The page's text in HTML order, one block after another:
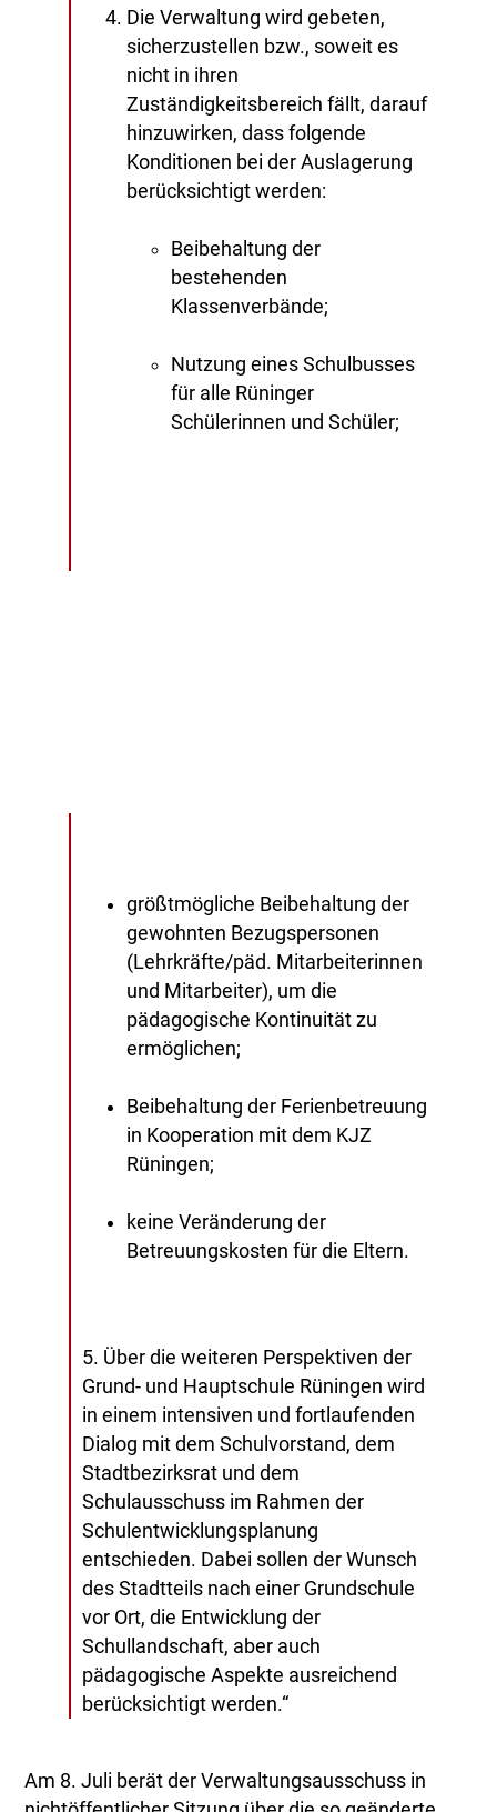
Die Verwaltung wird gebeten,
sicherzustellen bzw., soweit es
nicht in ihren
Zuständigkeitsbereich fällt, darauf
hinzuwirken, dass folgende
Konditionen bei der Auslagerung
berücksichtigt werden:
Beibehaltung der
bestehenden
Klassenverbände;
Nutzung eines Schulbusses
für alle Rüninger
Schülerinnen und Schüler;
größtmögliche Beibehaltung der
gewohnten Bezugspersonen
(Lehrkräfte/päd. Mitarbeiterinnen
und Mitarbeiter), um die
pädagogische Kontinuität zu
ermöglichen;
Beibehaltung der Ferienbetreuung
in Kooperation mit dem KJZ
Rüningen;
keine Veränderung der
Betreuungskosten für die Eltern.
5. Über die weiteren Perspektiven der
Grund- und Hauptschule Rüningen wird
in einem intensiven und fortlaufenden
Dialog mit dem Schulvorstand, dem
Stadtbezirksrat und dem
Schulausschuss im Rahmen der
Schulentwicklungsplanung
entschieden. Dabei sollen der Wunsch
des Stadtteils nach einer Grundschule
vor Ort, die Entwicklung der
Schullandschaft, aber auch
pädagogische Aspekte ausreichend
berücksichtigt werden.“
Am 8. Juli berät der Verwaltungsausschuss in